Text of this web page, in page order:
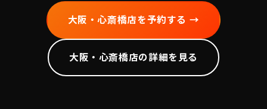
大阪・心斎橋店を予約する →
大阪・心斎橋店の詳細を見る